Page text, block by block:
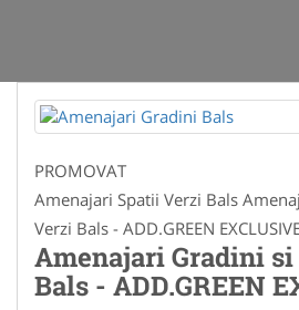
PROMOVAT
Amenajari Spatii Verzi Bals
Verzi Bals - ADD.GREEN
Amenajari Gradini
Bals - ADD.GREEN